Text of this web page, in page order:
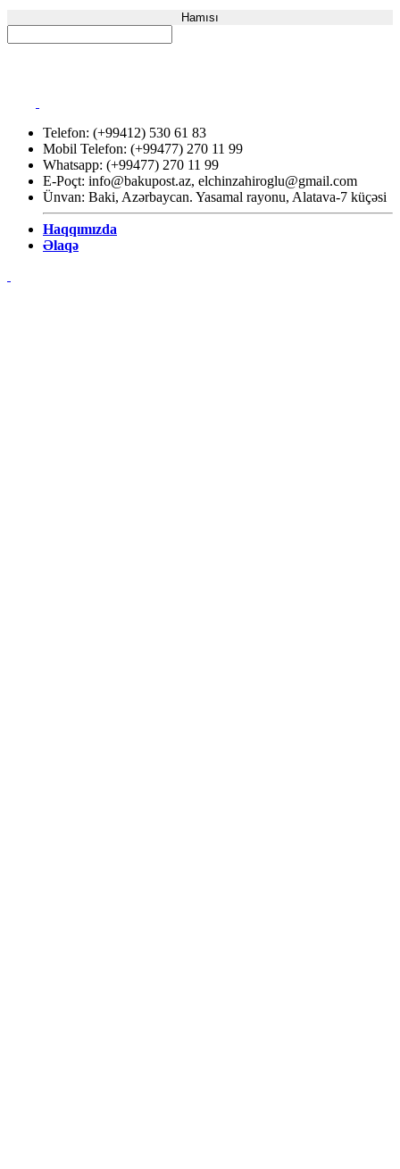
Hamısı
Telefon: (+99412) 530 61 83
Mobil Telefon: (+99477) 270 11 99
Whatsapp: (+99477) 270 11 99
E-Poçt: info@bakupost.az, elchinzahiroglu@gmail.com
Ünvan: Baki, Azərbaycan. Yasamal rayonu, Alatava-7 küçəsi
Haqqımızda
Əlaqə